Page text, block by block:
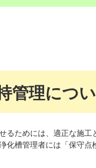
管理につ
るためには、適正な施
化槽管理者には「保守